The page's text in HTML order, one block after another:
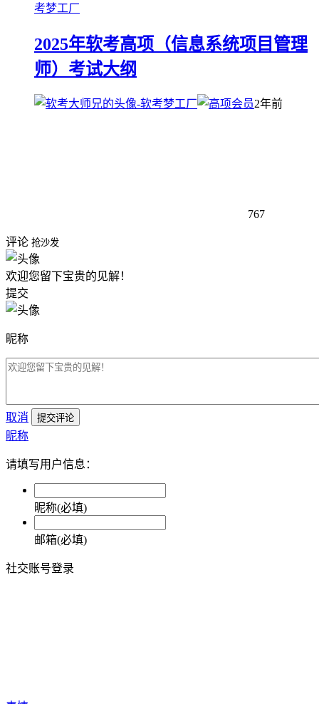
2025年软考高项（信息系统项目管理
师）考试大纲
2年前
767
评论 抢沙发
欢迎您留下宝贵的见解！
提交
昵称
取消 提交评论
昵称
请填写用户信息：
昵称(必填)
邮箱(必填)
社交账号登录